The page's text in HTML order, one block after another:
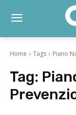
Home Tags Piano
Tag: